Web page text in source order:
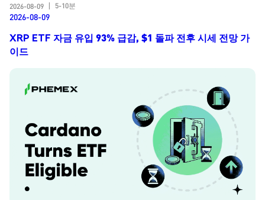
2026-08-09
5-10분
2026-08-09
XRP ETF 자금 유입 93% 급감, $1 돌파 전후 시세 전망 가
이드